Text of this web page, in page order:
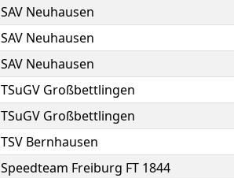
SAV Neuhausen
SAV Neuhausen
SAV Neuhausen
TSuGV Großbettlingen
TSuGV Großbettlingen
TSV Bernhausen
Speedteam Freiburg FT 1844